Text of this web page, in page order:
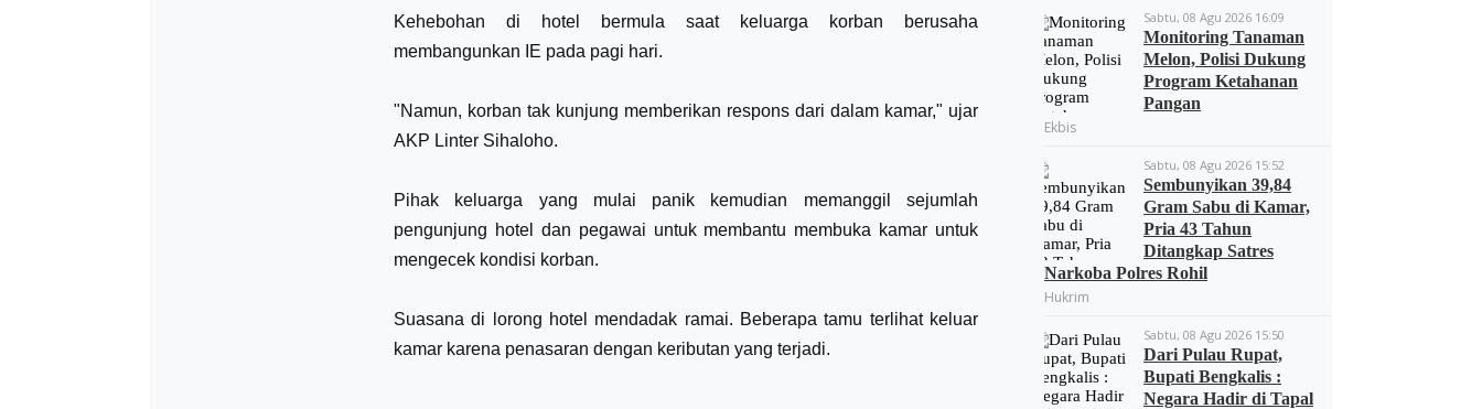
Kehebohan di hotel bermula saat keluarga korban berusaha
membangunkan IE pada pagi hari.
"Namun, korban tak kunjung memberikan respons dari dalam kamar," ujar
AKP Linter Sihaloho.
Pihak keluarga yang mulai panik kemudian memanggil sejumlah
pengunjung hotel dan pegawai untuk membantu membuka kamar untuk
mengecek kondisi korban.
Suasana di lorong hotel mendadak ramai. Beberapa tamu terlihat keluar
kamar karena penasaran dengan keributan yang terjadi.
Sabtu, 08 Agu 2026 16:09
Monitoring Tanaman
Melon, Polisi Dukung
Program Ketahanan
Pangan
Ekbis
Sabtu, 08 Agu 2026 15:52
Sembunyikan 39,84
Gram Sabu di Kamar,
Pria 43 Tahun
Ditangkap Satres
Narkoba Polres Rohil
Hukrim
Sabtu, 08 Agu 2026 15:50
Dari Pulau Rupat,
Bupati Bengkalis :
Negara Hadir di Tapal